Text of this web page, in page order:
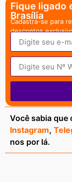
Fique ligado
Brasília
Cadastra-se para
descontos
Você sabia que
Instagram,
nos por lá.